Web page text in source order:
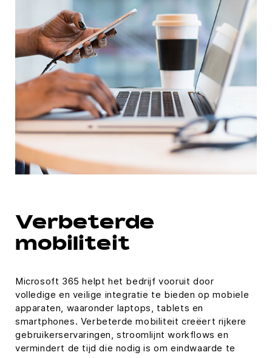
Verbeterde
mobiliteit
Microsoft 365 helpt het bedrijf vooruit door
volledige en veilige integratie te bieden op mobiele
apparaten, waaronder laptops, tablets en
smartphones. Verbeterde mobiliteit creëert rijkere
gebruikerservaringen, stroomlijnt workflows en
vermindert de tijd die nodig is om eindwaarde te